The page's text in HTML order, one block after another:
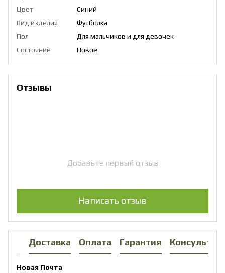
Цвет
Синий
Вид изделия
Футболка
Пол
Для мальчиков и для девочек
Состояние
Новое
Отзывы
Добавьте первый отзыв
Написать отзыв
Доставка Оплата Гарантия
Новая Почта